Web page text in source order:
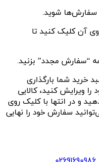
سفارش‌ها شوید.
آن کلیک کنید تا
خرید شما بارگذاری
ویرایش کنید، کالایی
و در انتها با کلیک روی
سفارش خود را نهایی